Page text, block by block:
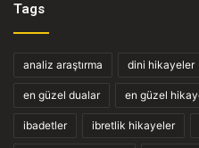
Tags
analiz araştırma dini hikayeler
en güzel dualar en güzel
ibadetler ibretlik hikayeler